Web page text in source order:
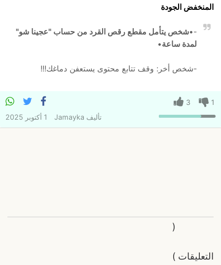
المنخفض الجودة
-•شخص يتأمل مقطع رقص القرد من حساب "عجينا شو"
لمدة ساعة•
-شخص أخر: وقف تتابع محتوى يستعفن دماغك!!!
1
3
تأليف Jamayka 1 أكتوبر 2025
التعليقات
(
)